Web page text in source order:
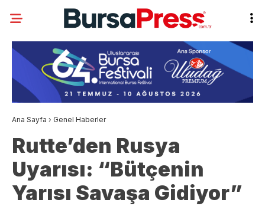
Ana Sayfa › Genel Haberler
Rutte’den Rusya
Uyarısı: “Bütçenin
Yarısı Savaşa Gidiyor”